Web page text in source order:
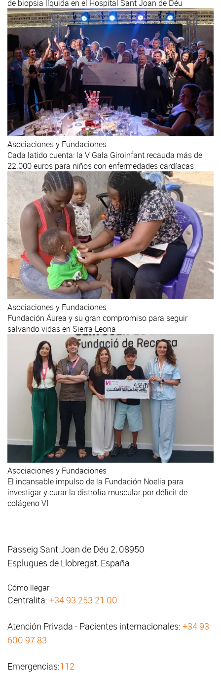
de biopsia líquida en el Hospital Sant Joan de Déu
Asociaciones y Fundaciones
Cada latido cuenta: la V Gala Giroinfant recauda más de
22.000 euros para niños con enfermedades cardíacas
Asociaciones y Fundaciones
Fundación Áurea y su gran compromiso para seguir
salvando vidas en Sierra Leona
Asociaciones y Fundaciones
El incansable impulso de la Fundación Noelia para
investigar y curar la distrofia muscular por déficit de
colágeno VI
Passeig Sant Joan de Déu 2, 08950
Esplugues de Llobregat, España
Cómo llegar
Centralita: +34 93 253 21 00
Atención Privada - Pacientes internacionales: +34 93
600 97 83
Emergencias:112